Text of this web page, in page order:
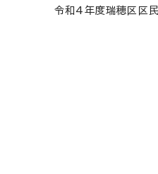
令和4年度瑞穂区区民